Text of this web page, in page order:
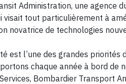
Administration, une agence
visait tout particulièrement à
novatrice de technologies
est l’une des grandes priorités
chaque année à bord de
Bombardier Transport